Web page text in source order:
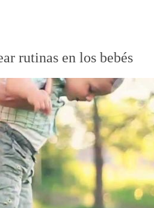
rutinas en los bebés